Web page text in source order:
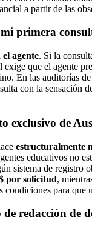
a partir de las
primera
agente. Si la
que el agente
En las auditorías
con la sensación
exclusivo de
estructuralmente
educativos no
sistema de registro
por solicitud,
condiciones para
redacción de